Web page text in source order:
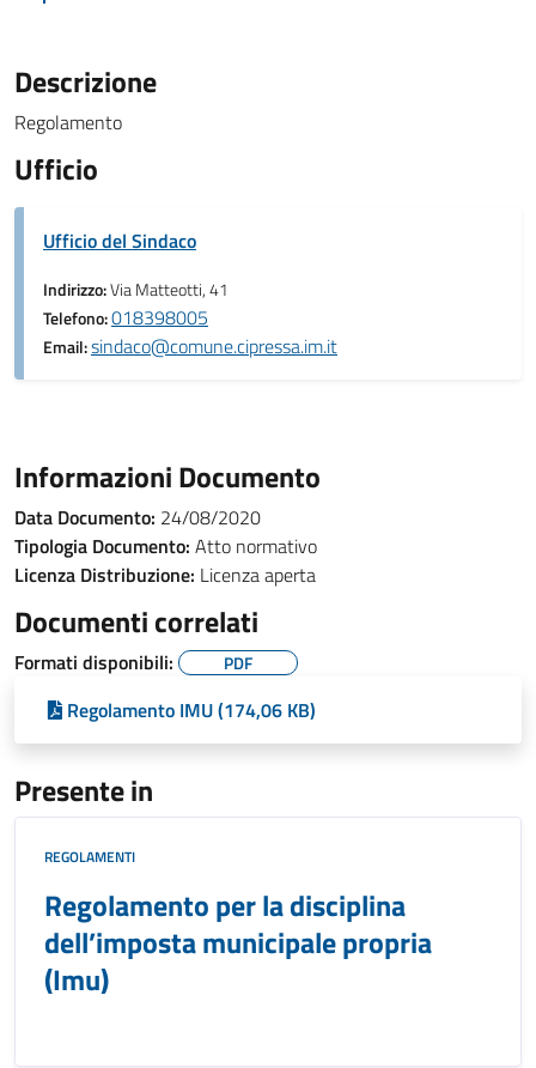
Descrizione
Regolamento
Ufficio
Ufficio del Sindaco
Indirizzo:Via Matteotti, 41
Telefono:018398005
Email:sindaco@comune.cipressa.im.it
Informazioni Documento
Data Documento: 24/08/2020
Tipologia Documento: Atto normativo
Licenza Distribuzione: Licenza aperta
Documenti correlati
Formati disponibili: PDF
Regolamento IMU (174,06 KB)
Presente in
REGOLAMENTI
Regolamento per la disciplina
dell’imposta municipale propria
(Imu)